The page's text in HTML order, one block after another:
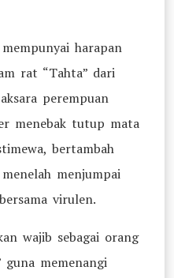
harapan
rat “Tahta” dari
perempuan
menebak tutup mata
bertambah
menjumpai
virulen.
wajib sebagai orang
guna memenangi